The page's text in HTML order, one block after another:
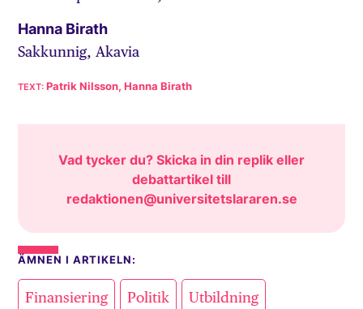
Hanna Birath
Sakkunnig, Akavia
Patrik Nilsson, Hanna Birath
Vad tycker du? Skicka in din replik eller
debattartikel till
redaktionen@universitetslararen.se
ÄMNEN I ARTIKELN:
Finansiering Politik Utbildning